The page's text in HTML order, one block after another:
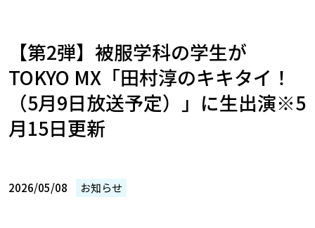
【第2弾】被服学科の学生が
TOKYO MX「田村淳のキキタイ！
（5月9日放送予定）」に生出演※5
月15日更新
2026/05/08 お知らせ